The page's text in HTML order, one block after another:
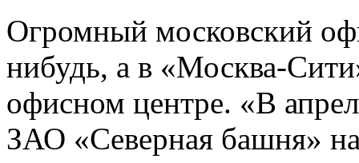
Огромный московский
нибудь, а в «Москва-
офисном центре. «В
ЗАО «Северная башня»